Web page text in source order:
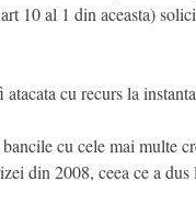
10 al 1 din aceasta)
cu recurs la
bancile cu cele mai
din 2008, ceea ce a